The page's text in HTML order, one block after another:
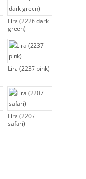
Lira (2226 dark
green)
Lira (2237 pink)
Lira (2207
safari)